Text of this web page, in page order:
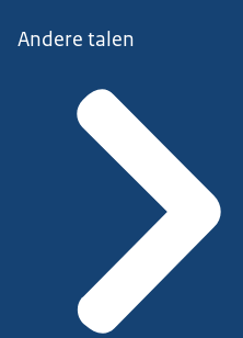
Andere talen